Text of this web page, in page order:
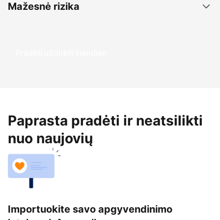
Mažesnė rizika
Pradėti uždirbti šiandien
Paprasta pradėti ir neatsilikti
nuo naujovių
Importuokite savo apgyvendinimo